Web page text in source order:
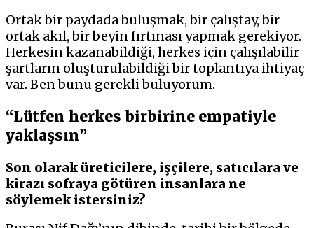
Ortak bir paydada buluşmak, bir çalıştay, bir
ortak akıl, bir beyin fırtınası yapmak gerekiyor.
Herkesin kazanabildiği, herkes için çalışılabilir
şartların oluşturulabildiği bir toplantıya ihtiyaç
var. Ben bunu gerekli buluyorum.
“Lütfen herkes birbirine empatiyle
yaklaşsın”
Son olarak üreticilere, işçilere, satıcılara ve
kirazı sofraya götüren insanlara ne
söylemek istersiniz?